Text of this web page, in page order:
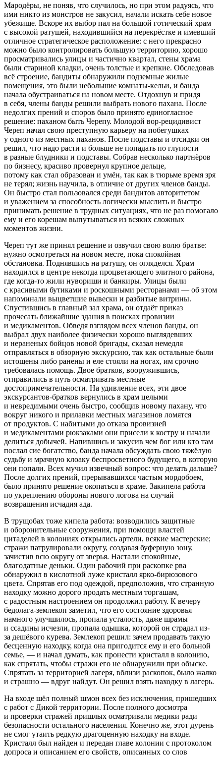
Мародёры, не поняв, что случилось, но при этом радуясь, что
ими никто из монстров не закусил, начали искать себе новое
убежище. Вскоре их выбор пал на большой готический храм
с высокой ратушей, находившийся на перекрёстке и имевший
отличное стратегическое расположение: с него прекрасно
можно было контролировать большую территорию, хорошо
просматривались улицы и частично квартал, стены храма
были стариной кладки, очень толстые и крепкие. Обследовав
всё строение, бандиты обнаружили подземные жилые
помещения, это были небольшие комнаты-кельи, и банда
начала обустраиваться на новом месте. Отдохнув и придя
в себя, члены банды решили выбрать нового пахана. После
недолгих прений и споров было принято единогласное
решение: паханом быть Черепу. Молодой вор-рецидивист
Череп начал свою преступную карьеру на побегушках
у одного из местных паханов. После подставы и отсидки он
решил, что надо расти и больше не попадать по глупости
в разные блудники и подставы. Собрав несколько партнёров
по бизнесу, красиво провернул крупное дельце,
потому как стал образован и умён, так как в тюрьме время зря
не терял; жизнь научила, в отличие от других членов банды.
Он быстро стал пользовался среди бандитов авторитетом
и уважением за способность логически мыслить и быстро
принимать решение в трудных ситуациях, что не раз помогало
ему и его корешам выпутываться из всяких сложных
моментов жизни.
Череп тут же принял решение и озвучил свою волю братве:
нужно осмотреться на новом месте, пока спокойная
обстановка. Поднявшись на ратушу, он огляделся. Храм
находился в центре некогда процветающего элитного района,
где когда-то жили нувориши и банкиры. Улицы были
с красивыми бутиками и роскошными ресторанами — об этом
напоминали выцветшие вывески и разбитые витрины.
Спустившись в главный зал храма, он отдаёт приказ
прочесать ближайшие здания в поисках провизии
и медикаментов. Обведя взглядом всех членов банды, он
выбрал двух наиболее физически хорошо выглядевших
и нераненых бойцов новой бригады, сказал немедля
отправляться в обзорную экскурсию, так как остальные были
истощены либо ранены и еле стояли на ногах, им срочно
требовалась помощь. Двое братков, вооружившись,
отправились в путь осматривать местные
достопримечательности. На удивление всех, эти двое
экскурсантов-братков вернулись в храм целыми
и невредимыми очень быстро, сообщив новому пахану, что
вокруг никого и прилавки местных магазинов ломятся
от продуктов. С набитыми до отказа провизией
и медикаментами рюкзаками они присели к костру и начали
делиться добычей. Напившись и закусив чем бог или кто там
послал сие богатство, банда начала обсуждать свою тяжёлую
судьбу и мрачную клоаку беспросветного будущего, в которую
они попали. Всех мучил извечный вопрос: что делать дальше?
После долгих прений, прерывавшихся частым мордобоем,
было принято решение окопаться в храме. Закипела работа
по укреплению обороны нового логова на случай
возвращения исчадия ада.
В трущобах тоже кипела работа: возводились защитные
и оборонительные сооружения, при помощи властей
цитаделей в колониях открылись артели, всякие мастерские;
стражи патрулировали округу, создавая буферную зону,
зачистив всю округу от зверья. Настали спокойные,
благодатные деньки. Один рабочий при раскопке рва
обнаружил в кислотной луже кристалл ярко-бирюзового
цвета. Спрятав его под одеждой, предположив, что странную
находку можно дорого продать местным торгашам,
с радостным настроением он продолжил работу. К вечеру
бедолага-землекоп заметил, что его состояние здоровья
намного улучшилось, пропала усталость, даже шрамы
и ссадины исчезли, пропала одышка, которой он страдал из-
за дешёвого курева. Землекоп решил: зачем продавать такую
бесценную находку, когда она пригодится ему и его больной
семье, — и начал думать, как пронести кристалл в колонию,
как спрятать, чтобы стражи его не обнаружили при обыске.
Спрятать за территорией лагеря, вблизи раскопок, было жалко
и страшно — вдруг найдут. Он решил взять находку в лагерь.
На входе шёл полный шмон всех без исключения, пришедших
с работ с Дикой территории. После полного досмотра
и проверки стражей пришлых осматривали медики ради
безопасности остального населения. Конечно же, этот дурень
не смог утаить редкую драгоценную находку на входе.
Кристалл был найден и передан главе колонии с протоколом
допроса и описанием его свойств, описанных со слов